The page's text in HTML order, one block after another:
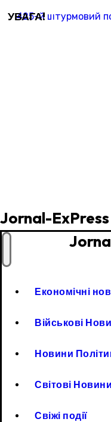
до
УВАГА!
425-й штурмовий
Jornal-ExPress
Економічні
Військові
Новини
Світові Новини
Свіжі події